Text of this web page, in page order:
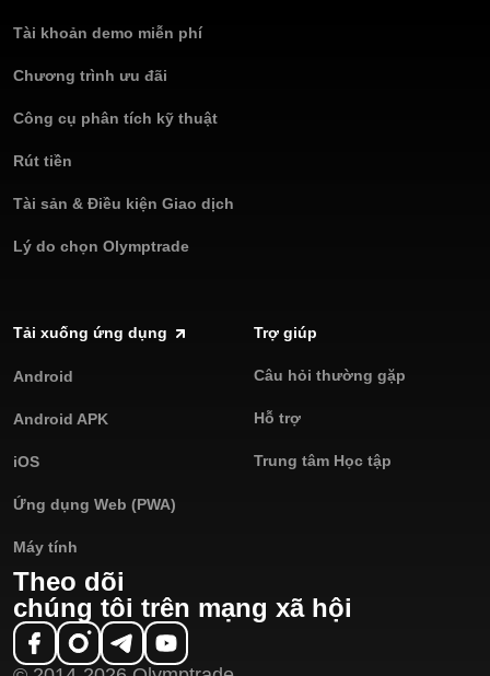
Tài khoản demo miễn phí
Chương trình ưu đãi
Công cụ phân tích kỹ thuật
Rút tiền
Tài sản & Điều kiện Giao dịch
Lý do chọn Olymptrade
Tải xuống ứng dụng
Android
Android APK
iOS
Ứng dụng Web (PWA)
Máy tính
Trợ giúp
Câu hỏi thường gặp
Hỗ trợ
Trung tâm Học tập
Theo dõi
chúng tôi trên mạng xã hội